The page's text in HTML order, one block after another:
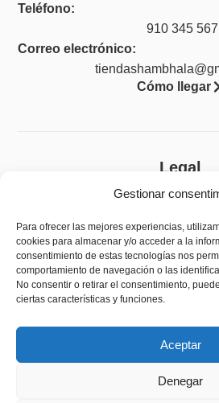
Gestionar
Para ofrecer las mejores experiencias,
cookies para almacenar y/o acceder a la
consentimiento de estas tecnologías nos
comportamiento de navegación o las
No consentir o retirar el consentimiento,
ciertas características y funciones.
Aceptar
Denegar
Teléfono:
910 345 567
Correo electrónico:
Cómo llegar
Legal
Aviso legal
Política de
Política de
Accesibilidad
Política de devoluciones y